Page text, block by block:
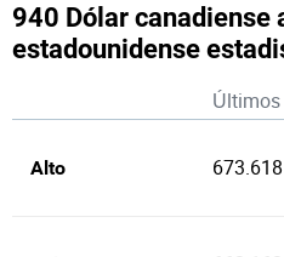
940 Dólar canadiense
estadounidense
Alto 673.618